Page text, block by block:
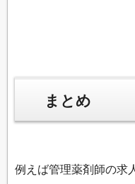
まとめ
例えば管理薬剤師の求